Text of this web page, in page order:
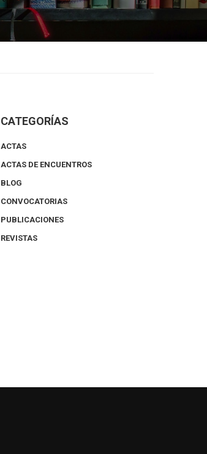
CATEGORÍAS
ACTAS
ACTAS DE ENCUENTROS
BLOG
CONVOCATORIAS
PUBLICACIONES
REVISTAS